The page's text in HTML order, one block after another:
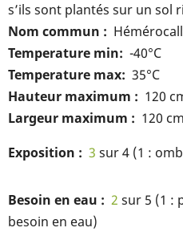
s’ils sont plantés sur un sol
Nom commun
Temperature min
-40°C
Temperature max 35°C
Hauteur maximum
120
Largeur maximum
120 cm
Exposition
3 sur 4 (1 :
Besoin en eau 2 sur 5 (1 :
besoin en eau)